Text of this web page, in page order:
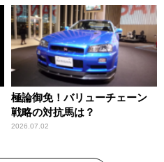
極論御免！バリューチェーン
戦略の対抗馬は？
2026.07.02